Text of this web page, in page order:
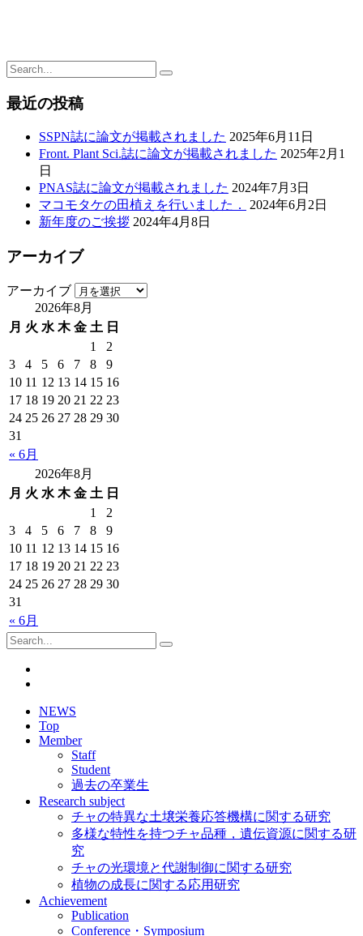
最近の投稿
SSPN誌に論文が掲載されました 2025年6月11日
Front. Plant Sci.誌に論文が掲載されました 2025年2月1
日
PNAS誌に論文が掲載されました 2024年7月3日
マコモタケの田植えを行いました．
2024年6月2日
新年度のご挨拶 2024年4月8日
アーカイブ
アーカイブ
2026年8月
月 火 水 木 金 土 日
« 6月
1
2
3
4 5 6 7 8
9
10 11 12 13 14 15 16
17 18 19 20 21 22 23
24 25 26 27 28 29 30
31
2026年8月
月 火 水 木 金 土 日
« 6月
1
2
3
4 5 6 7 8
9
10 11 12 13 14 15 16
17 18 19 20 21 22 23
24 25 26 27 28 29 30
31
NEWS
Top
Member
Staff
Student
過去の卒業生
Research subject
チャの特異な土壌栄養応答機構に関する研究
多様な特性を持つチャ品種，遺伝資源に関する研
究
チャの光環境と代謝制御に関する研究
植物の成長に関する応用研究
Achievement
Publication
Conference・Symposium